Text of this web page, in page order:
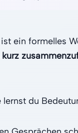
ist ein formelles
du